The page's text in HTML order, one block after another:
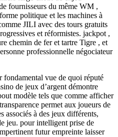
fournisseurs du même WM ,
politique et les machines à
JILI avec des tours gratuits
et réformistes. jackpot ,
chemin de fer et tartre Tigre , et
professionnelle négociateur
fondamental vue de quoi réputé
de jeux d’argent démontre
modèle tels que comme afficher
permet aux joueurs de
associés à des jeux différents,
jeu. pour intelligent prise de
futur empreinte laisser